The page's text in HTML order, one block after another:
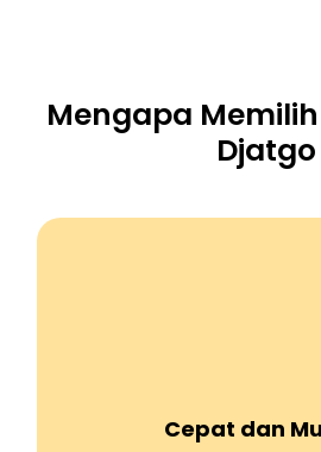
Mengapa
Djatgo
Cepat dan